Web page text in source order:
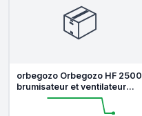
📦
orbegozo Orbegozo HF 2500
brumisateur et ventilateur
portable personnel Or, Whit